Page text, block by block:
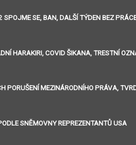
SE, BAN, DALŠÍ TÝDEN BEZ
HARAKIRI, COVID ŠIKANA, TRESTNÍ
MEZINÁRODNÍHO PRÁVA,
SNĚMOVNY REPREZENTANTŮ USA